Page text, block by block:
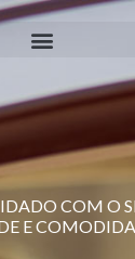
COM O
E